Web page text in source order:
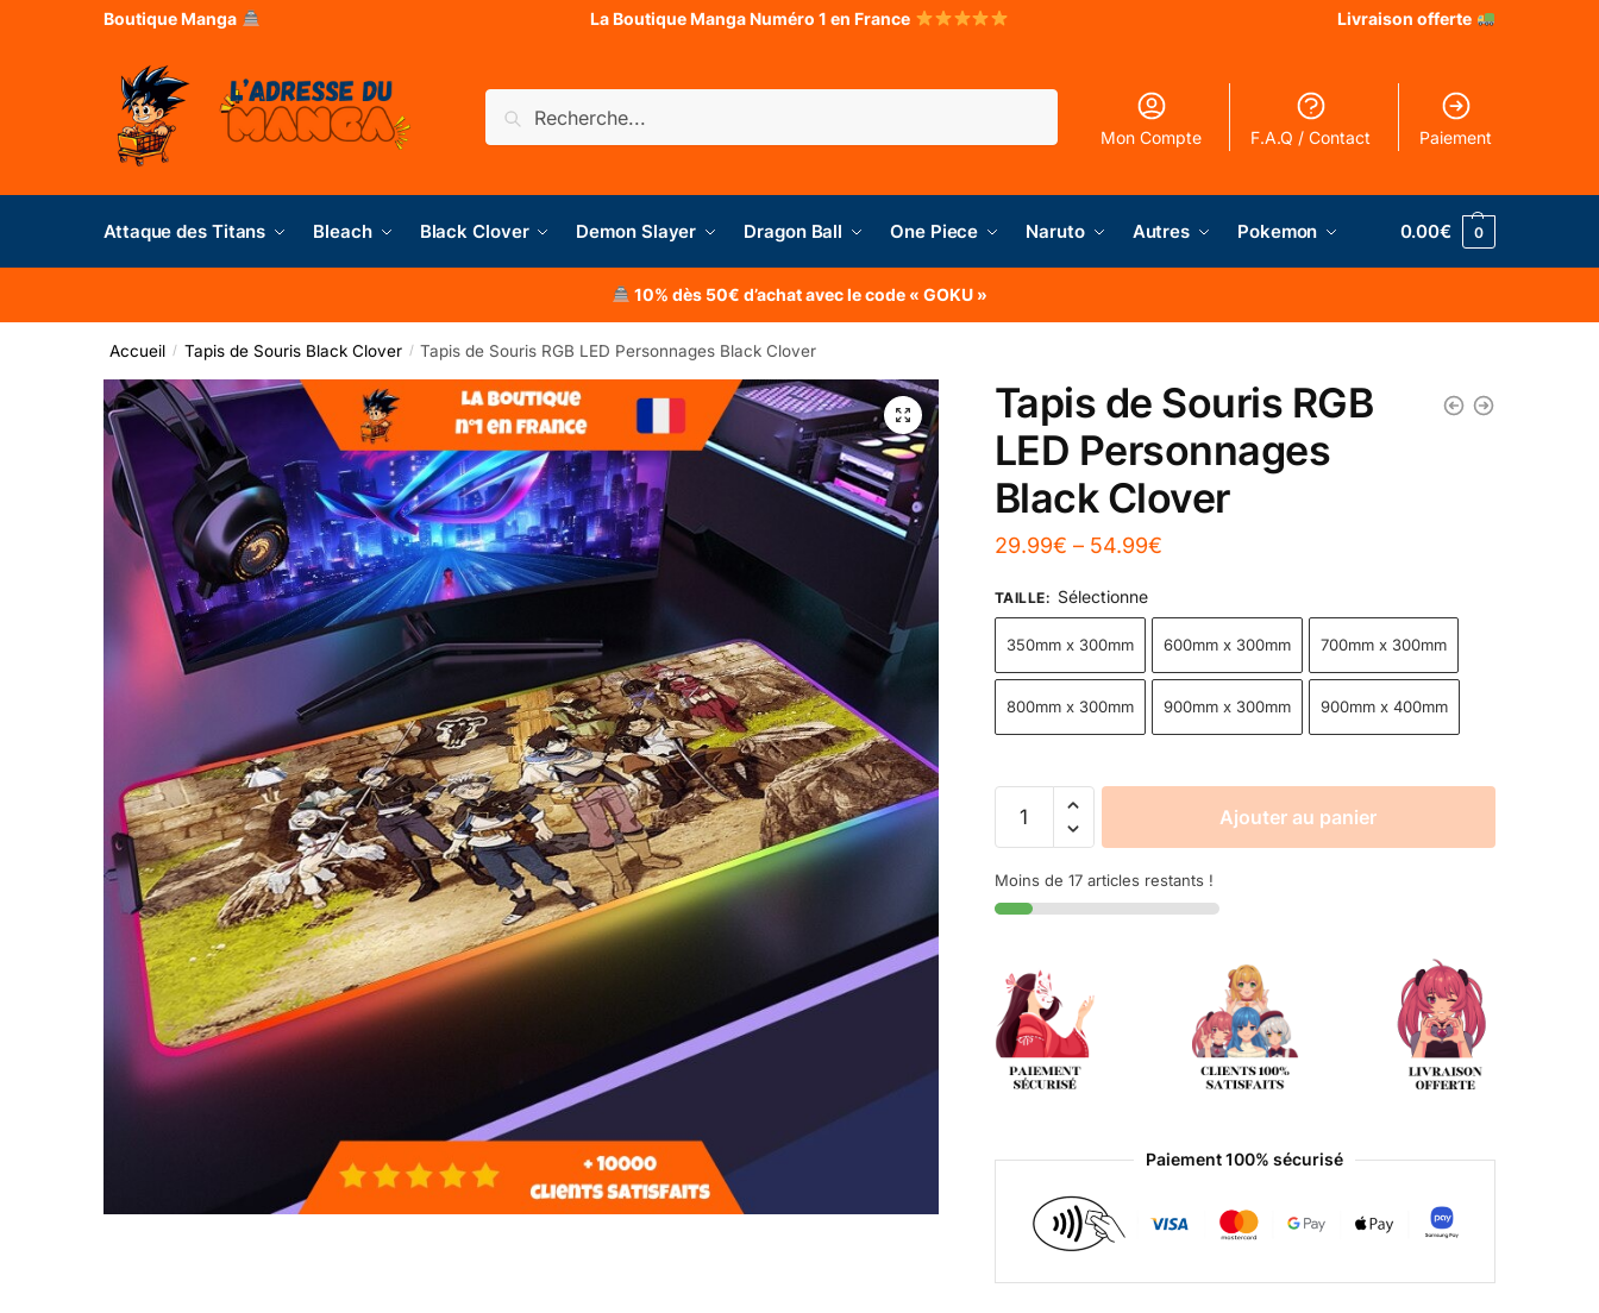
Boutique Manga La Boutique Manga Numéro 1 en France Livraison offerte
Mon Compte F.A.Q / Contact Paiement
Attaque des Titans Bleach Black Clover Demon Slayer Dragon Ball One Piece Naruto Autres Pokemon 0.00€ 0
10% dès 50€ d’achat avec le code « GOKU »
Accueil / Tapis de Souris Black Clover / Tapis de Souris RGB LED Personnages Black Clover
Tapis de Souris RGB
LED Personnages
Black Clover
29.99€ – 54.99€
TAILLE: Sélectionne
350mm x 300mm 600mm x 300mm 700mm x 300mm
800mm x 300mm 900mm x 300mm 900mm x 400mm
Ajouter au panier
Moins de 17 articles restants !
Paiement 100% sécurisé